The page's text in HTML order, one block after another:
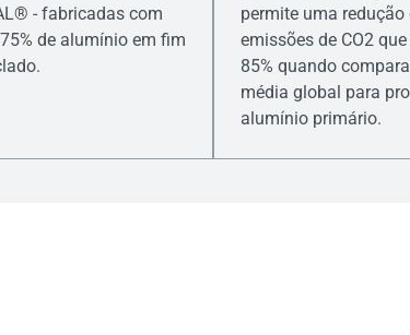
- fabricadas com
de alumínio em fim
permite uma
emissões de CO2
85% quando
média global para
alumínio primário.